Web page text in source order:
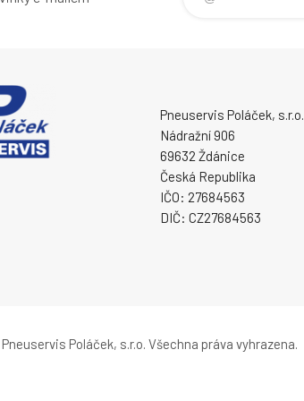
Pneuservis Poláček, s.r.o.
Nádražní 906
69632 Ždánice
Česká Republika
IČO: 27684563
DIČ: CZ27684563
Poláček, s.r.o. Všechna práva vyhrazena.